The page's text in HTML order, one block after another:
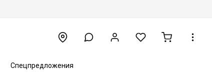
Спецпредложения